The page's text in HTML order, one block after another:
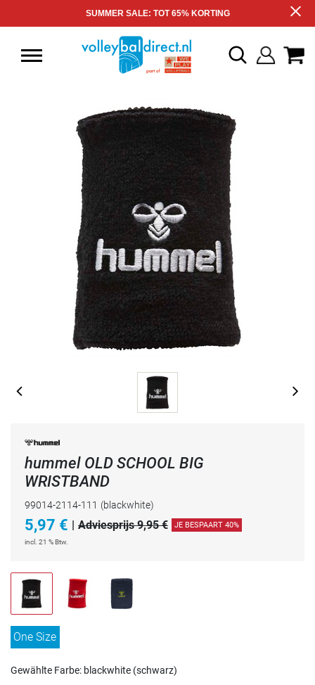
SUMMER SALE: TOT 65% KORTING
hummel OLD SCHOOL BIG
WRISTBAND
99014-2114-111 (blackwhite)
5,97 € | Adviesprijs 9,95 € JE BESPAART 40%
incl. 21 % Btw.
One Size
Gewählte Farbe: blackwhite (schwarz)